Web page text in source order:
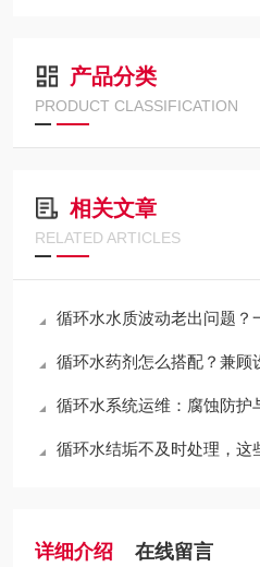
产品分类
PRODUCT CLASSIFICATION
相关文章
RELATED ARTICLES
循环水水质波动老出问题？一
循环水药剂怎么搭配？兼顾设备防
循环水系统运维：腐蚀防护与结
循环水结垢不及时处理，这些隐
详细介绍 在线留言